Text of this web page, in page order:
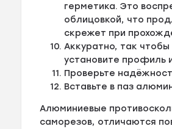
герметика. Это
облицовкой, что
скрежет при
Аккуратно, так
установите профиль
Проверьте
Вставьте в паз
Алюминиевые
саморезов, отличаются